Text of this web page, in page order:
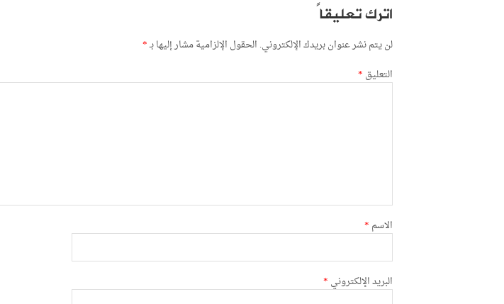
اترك تعليقاً
لن يتم نشر عنوان بريدك الإلكتروني. الحقول الإلزامية مشار إليها بـ*
التعليق *
الاسم *
البريد الإلكتروني *